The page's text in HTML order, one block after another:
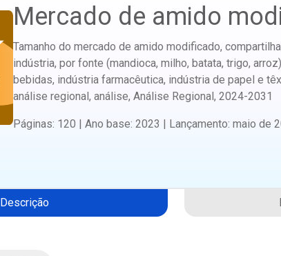
Mercado de amido
Tamanho do mercado de amido modificado,
indústria, por fonte (mandioca, milho, batata, trigo,
bebidas, indústria farmacêutica, indústria de papel e
análise regional, análise, Análise Regional, 2024-2031
Páginas: 120 | Ano base: 2023 | Lançamento: maio de
Descrição